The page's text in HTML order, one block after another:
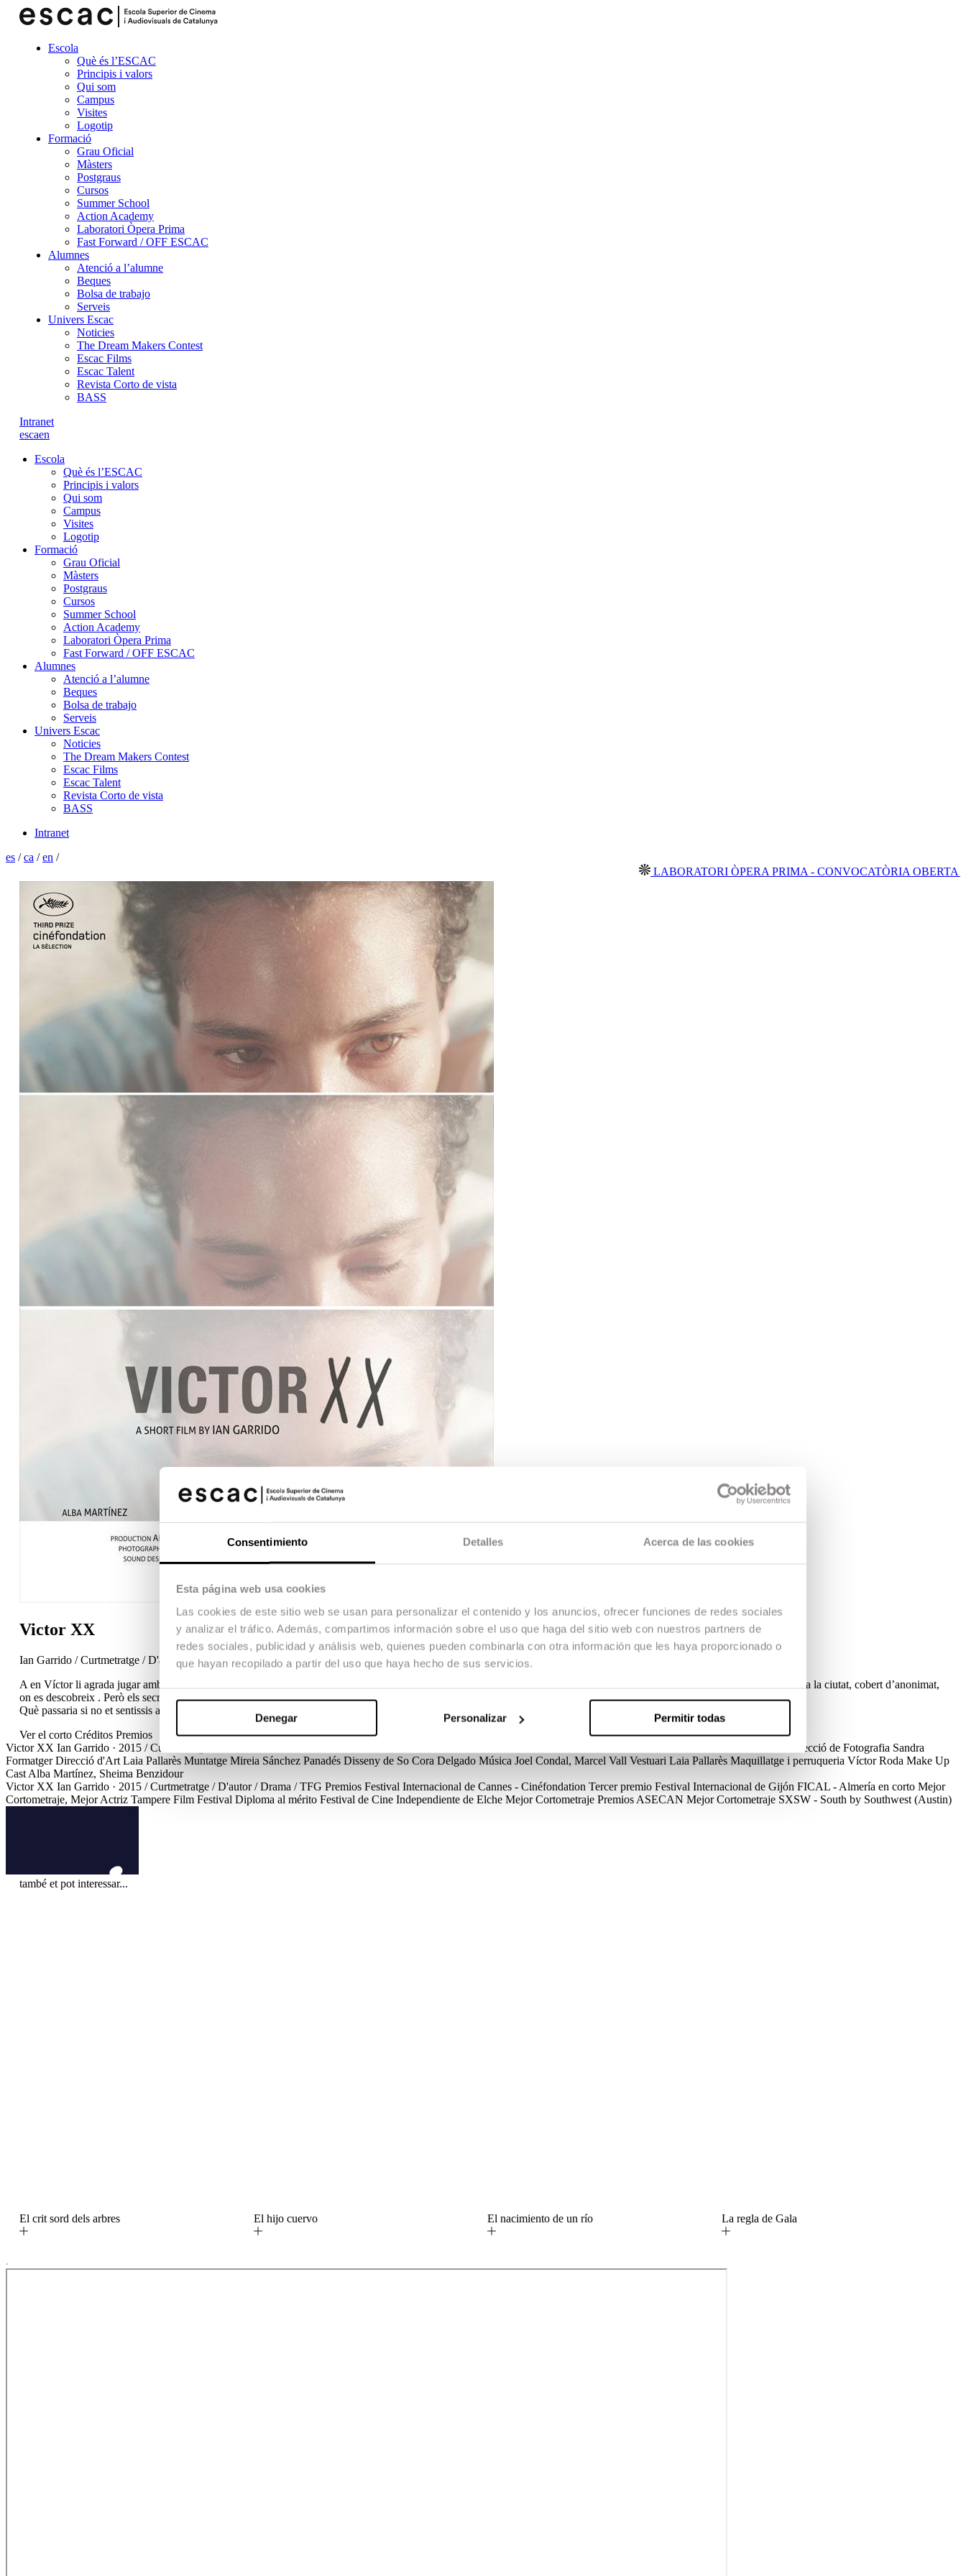
Consentimiento Detalles Acerca de las cookies
Esta página web usa cookies
Las cookies de este sitio web se usan para personalizar el contenido y los anuncios, ofrecer funciones de redes sociales
y analizar el tráfico. Además, compartimos información sobre el uso que haga del sitio web con nuestros partners de
redes sociales, publicidad y análisis web, quienes pueden combinarla con otra información que les haya proporcionado o
que hayan recopilado a partir del uso que haya hecho de sus servicios.
Denegar Personalizar Permitir todas
Escola
Què és l’ESCAC
Principis i valors
Qui som
Campus
Visites
Logotip
Formació
Grau Oficial
Màsters
Postgraus
Cursos
Summer School
Action Academy
Laboratori Òpera Prima
Fast Forward / OFF ESCAC
Alumnes
Atenció a l’alumne
Beques
Bolsa de trabajo
Serveis
Univers Escac
Noticies
The Dream Makers Contest
Escac Films
Escac Talent
Revista Corto de vista
BASS
Intranet
escaen
Escola
Què és l’ESCAC
Principis i valors
Qui som
Campus
Visites
Logotip
Formació
Grau Oficial
Màsters
Postgraus
Cursos
Summer School
Action Academy
Laboratori Òpera Prima
Fast Forward / OFF ESCAC
Alumnes
Atenció a l’alumne
Beques
Bolsa de trabajo
Serveis
Univers Escac
Noticies
The Dream Makers Contest
Escac Films
Escac Talent
Revista Corto de vista
BASS
Intranet
es /ca /en /
LABORATORI ÒPERA PRIMA - CONVOCATÒRIA OBERTA 2026
Victor XX
Ian Garrido / Curtmetratge / D'autor / Drama / TFG
A en Víctor li agrada jugar amb el seu gènere, no sap si es sent noia o noi. Viu en un petit poble pesquer d’Almeria amb la seva mare Mari Àngels i la seva nòvia Rahma, i és a la ciutat, cobert d’anonimat,
on es descobreix . Però els secrets no duren per sempre i Víctor haurà de barallar-se amb la seva mare i amb Rahma per defensar la veritable imatge que el mirall li torna.
Què passaria si no et sentissis a gust amb el cos en què vius?, què passaria si decideixes jugar amb el teu gènere?, i si la teva parella decideix transitar, com ho viuries?
Ver el corto Créditos Premios
Victor XX Ian Garrido · 2015 / Curtmetratge / D'autor / Drama / TFG Direcció de Fotografia Sandra
Formatger Direcció d'Art Laia Pallarès Muntatge Mireia Sánchez Panadés Disseny de So Cora Delgado Música Joel Condal, Marcel Vall Vestuari Laia Pallarès Maquillatge i perruqueria Víctor Roda Make Up
Cast Alba Martínez, Sheima Benzidour
Victor XX Ian Garrido · 2015 / Curtmetratge / D'autor / Drama / TFG Premios Festival Internacional de Cannes - Cinéfondation Tercer premio Festival Internacional de Gijón FICAL - Almería en corto Mejor
Cortometraje, Mejor Actriz Tampere Film Festival Diploma al mérito Festival de Cine Independiente de Elche Mejor Cortometraje Premios ASECAN Mejor Cortometraje SXSW - South by Southwest (Austin)
també et pot interessar...
El crit sord dels arbres El hijo cuervo El nacimiento de un río La regla de Gala